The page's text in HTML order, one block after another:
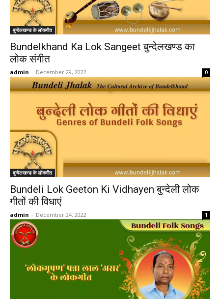
बुन्देलखण्ड के लोकगीत
Bundelkhand Ka Lok Sangeet बुन्देलखण्ड का
लोक संगीत
admin - December 29, 2022 0
बुन्देलखण्ड के लोकगीत
Bundeli Lok Geeton Ki Vidhayen बुन्देली लोक
गीतों की विधाएं
admin - December 24, 2022 1